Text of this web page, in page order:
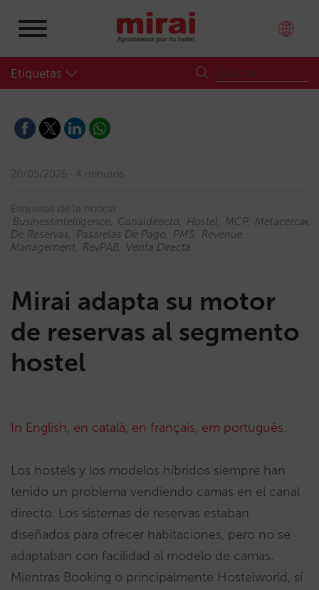
Etiquetas
20/05/2026 4 minutos
Etiquetas de la noticia:
Businessintelligence
Canaldirecto Hostel MCP
De Reservas
Pasarelas De Pago PMS
Revenue
Management
RevPAB Venta Directa
Mirai adapta su motor
de reservas al segmento
hostel
In English, en català, en français, em português.
Los hostels y los modelos híbridos siempre han
tenido un problema vendiendo camas en el canal
directo. Los sistemas de reservas estaban
diseñados para ofrecer habitaciones, pero no se
adaptaban con facilidad al modelo de camas.
Mientras Booking o principalmente Hostelworld, sí